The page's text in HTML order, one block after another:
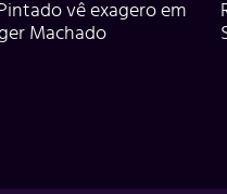
vê exagero em
Machado